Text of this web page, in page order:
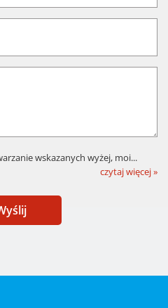
wskazanych wyżej, moi...
czytaj więcej »